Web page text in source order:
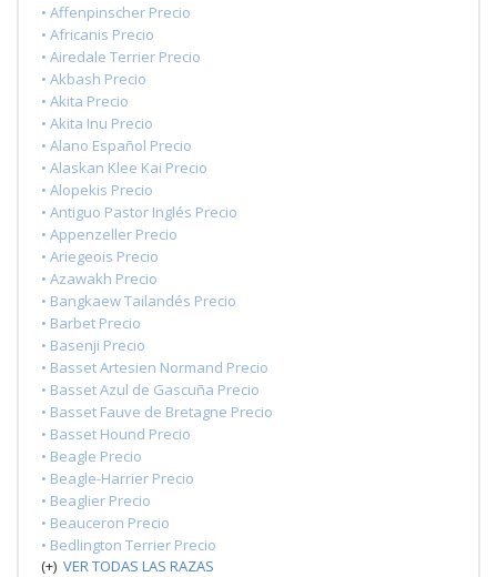
• Affenpinscher Precio
• Africanis Precio
• Airedale Terrier Precio
• Akbash Precio
• Akita Precio
• Akita Inu Precio
• Alano Español Precio
• Alaskan Klee Kai Precio
• Alopekis Precio
• Antiguo Pastor Inglés Precio
• Appenzeller Precio
• Ariegeois Precio
• Azawakh Precio
• Bangkaew Tailandés Precio
• Barbet Precio
• Basenji Precio
• Basset Artesien Normand Precio
• Basset Azul de Gascuña Precio
• Basset Fauve de Bretagne Precio
• Basset Hound Precio
• Beagle Precio
• Beagle-Harrier Precio
• Beaglier Precio
• Beauceron Precio
• Bedlington Terrier Precio
(+) VER TODAS LAS RAZAS